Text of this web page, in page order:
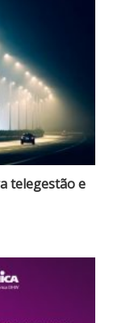
telegestão e